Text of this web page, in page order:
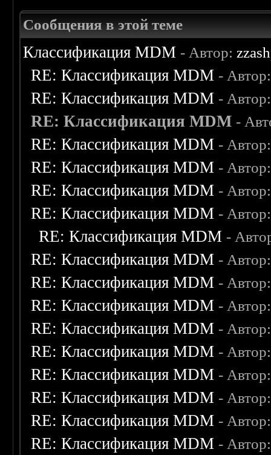
Сообщения в этой теме
Классификация MDM - Автор:
RE: Классификация MDM -
RE: Классификация MDM -
RE: Классификация MDM -
RE: Классификация MDM -
RE: Классификация MDM -
RE: Классификация MDM -
RE: Классификация MDM -
RE: Классификация MDM -
RE: Классификация MDM -
RE: Классификация MDM -
RE: Классификация MDM -
RE: Классификация MDM -
RE: Классификация MDM -
RE: Классификация MDM -
RE: Классификация MDM -
RE: Классификация MDM -
RE: Классификация MDM -